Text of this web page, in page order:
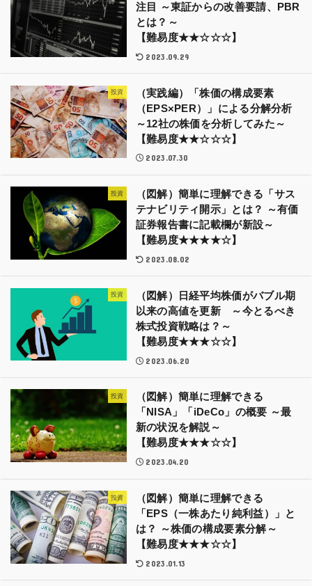
注目 ～東証からの改善要請、PBR
とは？～
【難易度★★☆☆☆】
2023.09.29
投資
（実践編）「株価の構成要素
（EPS×PER）」による分解分析
～12社の株価を分析してみた～
【難易度★★☆☆☆】
2023.07.30
投資
（図解）簡単に理解できる「サス
テナビリティ開示」とは？ ～有価
証券報告書に記載欄が新設～
【難易度★★★★☆】
2023.08.02
投資
（図解）日経平均株価がバブル期
以来の高値を更新 ～今とるべき
株式投資戦略は？～
【難易度★★★☆☆】
2023.06.20
投資
（図解）簡単に理解できる
「NISA」「iDeCo」の概要 ～最
新の状況を解説～
【難易度★★★☆☆】
2023.04.20
投資
（図解）簡単に理解できる
「EPS（一株あたり純利益）」と
は？ ～株価の構成要素分解～
【難易度★★★☆☆】
2023.01.13